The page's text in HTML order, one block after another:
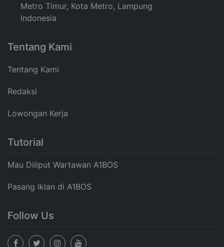
Metro Timur, Kota Metro, Lampung
Indonesia
Tentang Kami
Tentang Kami
Redaksi
Lowongan Kerja
Tutorial
Mau Diliput Wartawan A1BOS
Pasang Iklan di A1BOS
Follow Us